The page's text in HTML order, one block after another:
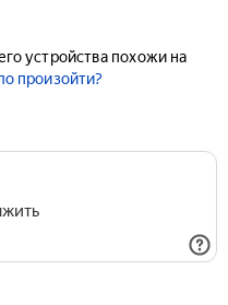
устройства похожи на
произойти?